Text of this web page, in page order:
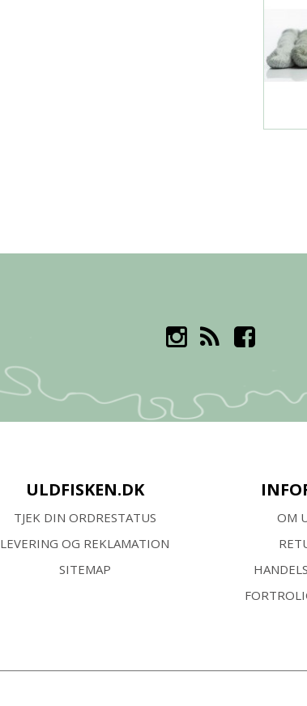
ULDFISKEN.DK
TJEK DIN ORDRESTATUS
LEVERING OG REKLAMATION
SITEMAP
OM